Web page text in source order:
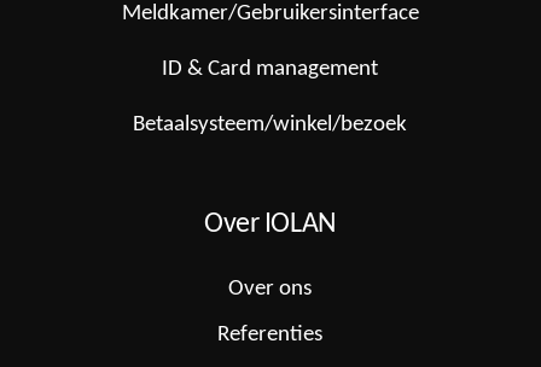
Meldkamer/Gebruikersinterface
ID & Card management
Betaalsysteem/winkel/bezoek
Over IOLAN
Over ons
Referenties